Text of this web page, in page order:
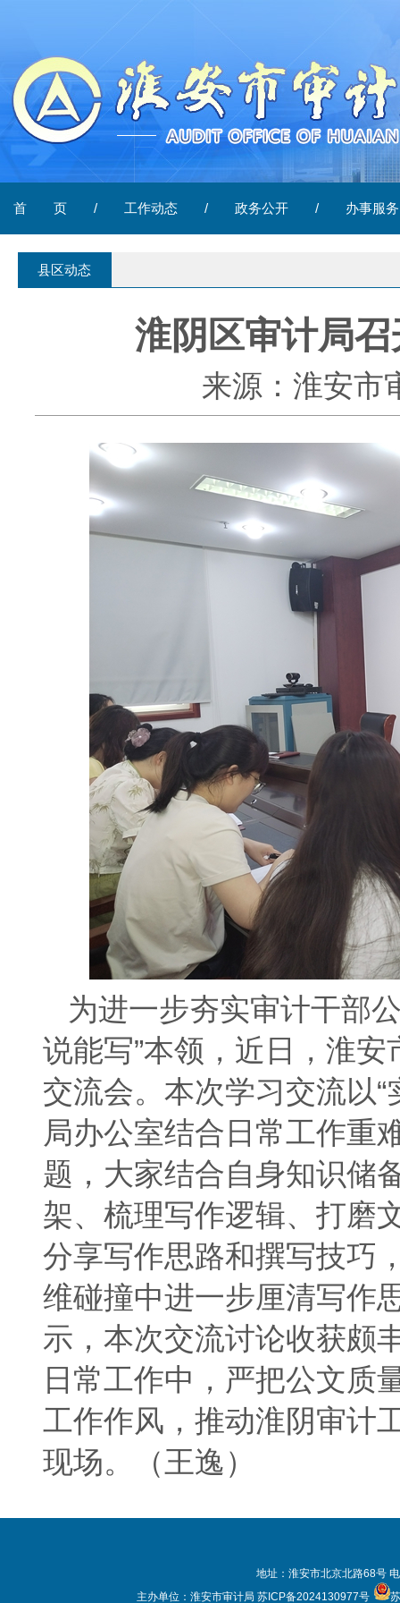
首 页 / 工作动态 / 政务公开 / 办事服务
县区动态
淮阴区审计局
来源：淮安
为进一步夯实审计干部
说能写”本领，近日，淮
交流会。本次学习交流以
局办公室结合日常工作重
题，大家结合自身知识储
架、梳理写作逻辑、打磨
分享写作思路和撰写技巧
维碰撞中进一步厘清写作
示，本次交流讨论收获颇
日常工作中，严把公文质
工作作风，推动淮阴审计
现场。（王逸）
地址：淮安市北京北路68
主办单位：淮安市审计局苏ICP备2024130977号